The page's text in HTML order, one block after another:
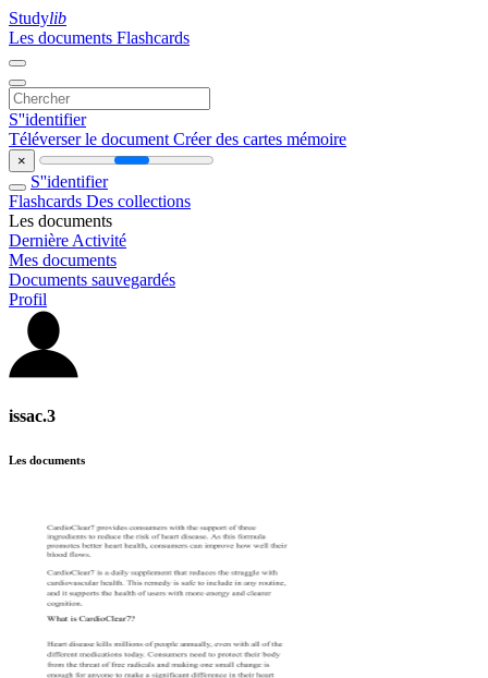
Studylib
Les documents Flashcards
S''identifier
Téléverser le document Créer des cartes mémoire
×
S''identifier
Flashcards Des collections
Les documents
Dernière Activité
Mes documents
Documents sauvegardés
Profil
issac.3
Les documents